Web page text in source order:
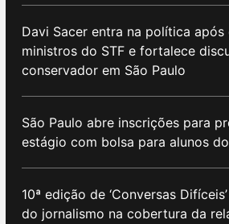
Davi Sacer entra na política
ministros do STF e fortalece
conservador em São Paulo
São Paulo abre inscrições para
estágio com bolsa para alunos
10ª edição de ‘Conversas
do jornalismo na cobertura da